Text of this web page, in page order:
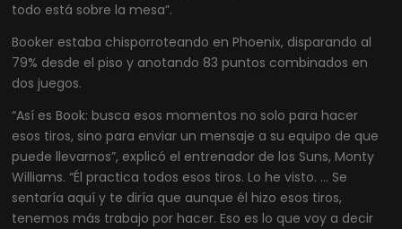
todo está sobre la mesa”.
Booker estaba chisporroteando en Phoenix, disparando al
79% desde el piso y anotando 83 puntos combinados en
dos juegos.
“Así es Book: busca esos momentos no solo para hacer
esos tiros, sino para enviar un mensaje a su equipo de que
puede llevarnos”, explicó el entrenador de los Suns, Monty
Williams. “Él practica todos esos tiros. Lo he visto. … Se
sentaría aquí y te diría que aunque él hizo esos tiros,
tenemos más trabajo por hacer. Eso es lo que voy a decir